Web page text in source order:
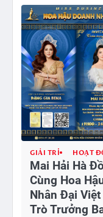
GIẢI TRÍ HOẠT
Mai Hải Hà
Cùng Hoa
Nhân Đại
Trò Trưởng